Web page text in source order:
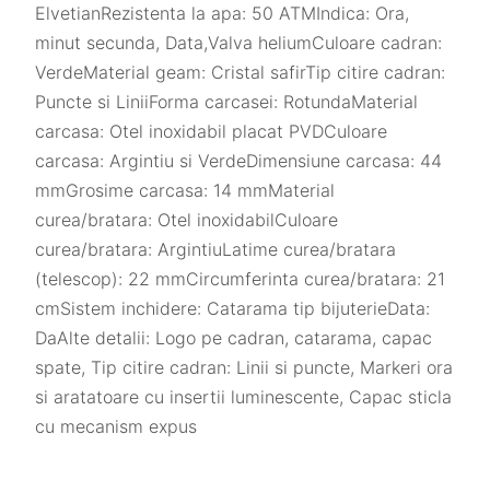
ElvetianRezistenta la apa: 50 ATMIndica: Ora,
minut secunda, Data,Valva heliumCuloare cadran:
VerdeMaterial geam: Cristal safirTip citire cadran:
Puncte si LiniiForma carcasei: RotundaMaterial
carcasa: Otel inoxidabil placat PVDCuloare
carcasa: Argintiu si VerdeDimensiune carcasa: 44
mmGrosime carcasa: 14 mmMaterial
curea/bratara: Otel inoxidabilCuloare
curea/bratara: ArgintiuLatime curea/bratara
(telescop): 22 mmCircumferinta curea/bratara: 21
cmSistem inchidere: Catarama tip bijuterieData:
DaAlte detalii: Logo pe cadran, catarama, capac
spate, Tip citire cadran: Linii si puncte, Markeri ora
si aratatoare cu insertii luminescente, Capac sticla
cu mecanism expus